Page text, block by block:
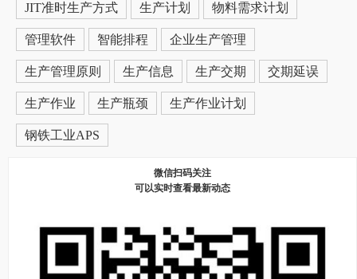
JIT准时生产方式 生产计划 物料需求计划
管理软件 智能排程 企业生产管理
生产管理原则 生产信息 生产交期 交期延误
生产作业 生产瓶颈 生产作业计划
钢铁工业APS
微信扫码关注
可以实时查看最新动态